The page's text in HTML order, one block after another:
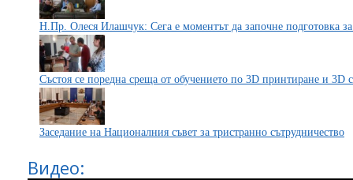
Н.Пр. Олеся Илашчук: Сега е моментът да започне подготовка
Състоя се поредна среща от обучението по 3D принтиране и
Заседание на Националния съвет за тристранно сътрудничество
Видео: